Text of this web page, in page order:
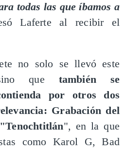
todas las que íbamos a
Laferte al recibir el
no solo se llevó este
sino que también se
por otros dos
Grabación del
", en la que
como Karol G, Bad